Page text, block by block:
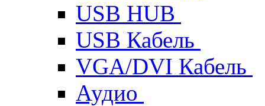
USB HUB
USB Кабель
VGA/DVI Кабель
Аудио